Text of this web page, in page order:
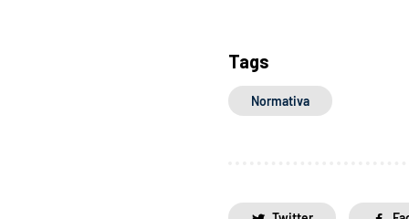
Tags
Normativa